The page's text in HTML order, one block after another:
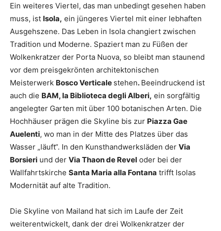
Ein weiteres Viertel, das man unbedingt gesehen haben
muss, ist Isola, ein jüngeres Viertel mit einer lebhaften
Ausgehszene. Das Leben in Isola changiert zwischen
Tradition und Moderne. Spaziert man zu Füßen der
Wolkenkratzer der Porta Nuova, so bleibt man staunend
vor dem preisgekrönten architektonischen
Meisterwerk Bosco Verticale stehen. Beeindruckend ist
auch die BAM, la Biblioteca degli Alberi, ein sorgfältig
angelegter Garten mit über 100 botanischen Arten. Die
Hochhäuser prägen die Skyline bis zur Piazza Gae
Auelenti, wo man in der Mitte des Platzes über das
Wasser „läuft“. In den Kunsthandwerksläden der Via
Borsieri und der Via Thaon de Revel oder bei der
Wallfahrtskirche Santa Maria alla Fontana trifft Isolas
Modernität auf alte Tradition.
Die Skyline von Mailand hat sich im Laufe der Zeit
weiterentwickelt, dank der drei Wolkenkratzer der